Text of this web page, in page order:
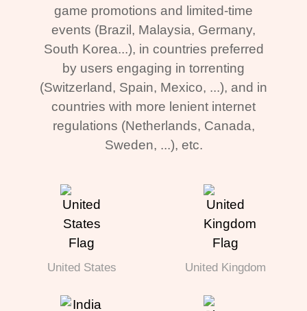
game promotions and limited-time
events (Brazil, Malaysia, Germany,
South Korea...), in countries preferred
by users engaging in torrenting
(Switzerland, Spain, Mexico, ...), and in
countries with more lenient internet
regulations (Netherlands, Canada,
Sweden, ...), etc.
United States United Kingdom